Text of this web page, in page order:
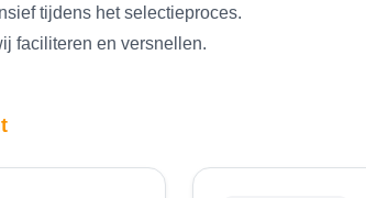
tijdens het selectieproces.
faciliteren en versnellen.